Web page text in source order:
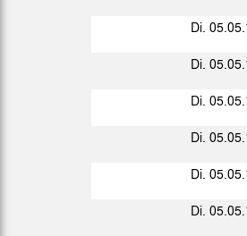
Di.
Di.
Di.
Di.
Di.
Di.